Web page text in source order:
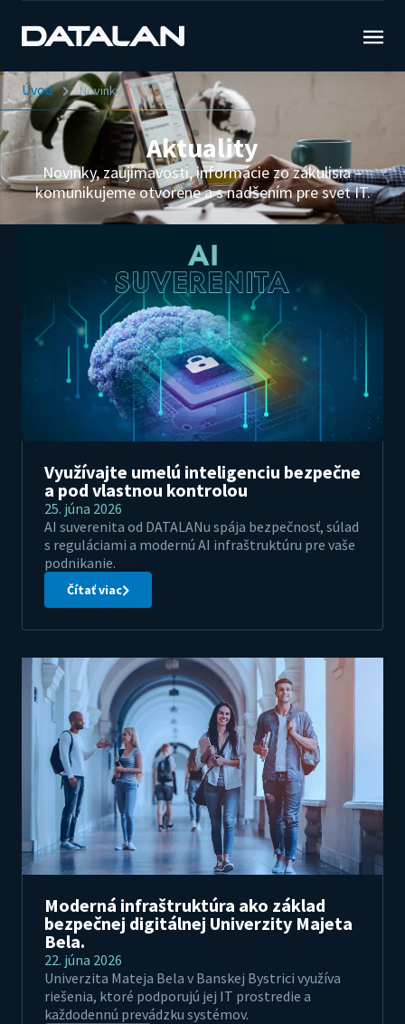
Úvod Novinky
Aktuality
Novinky, zaujímavosti, informácie zo zákulisia –
komunikujeme otvorene a s nadšením pre svet IT.
Využívajte umelú inteligenciu bezpečne
a pod vlastnou kontrolou
25. júna 2026
AI suverenita od DATALANu spája bezpečnosť, súlad
s reguláciami a modernú AI infraštruktúru pre vaše
podnikanie.
Čítať viac
Moderná infraštruktúra ako základ
bezpečnej digitálnej Univerzity Majeta
Bela.
22. júna 2026
Univerzita Mateja Bela v Banskej Bystrici využíva
riešenia, ktoré podporujú jej IT prostredie a
každodennú prevádzku systémov.